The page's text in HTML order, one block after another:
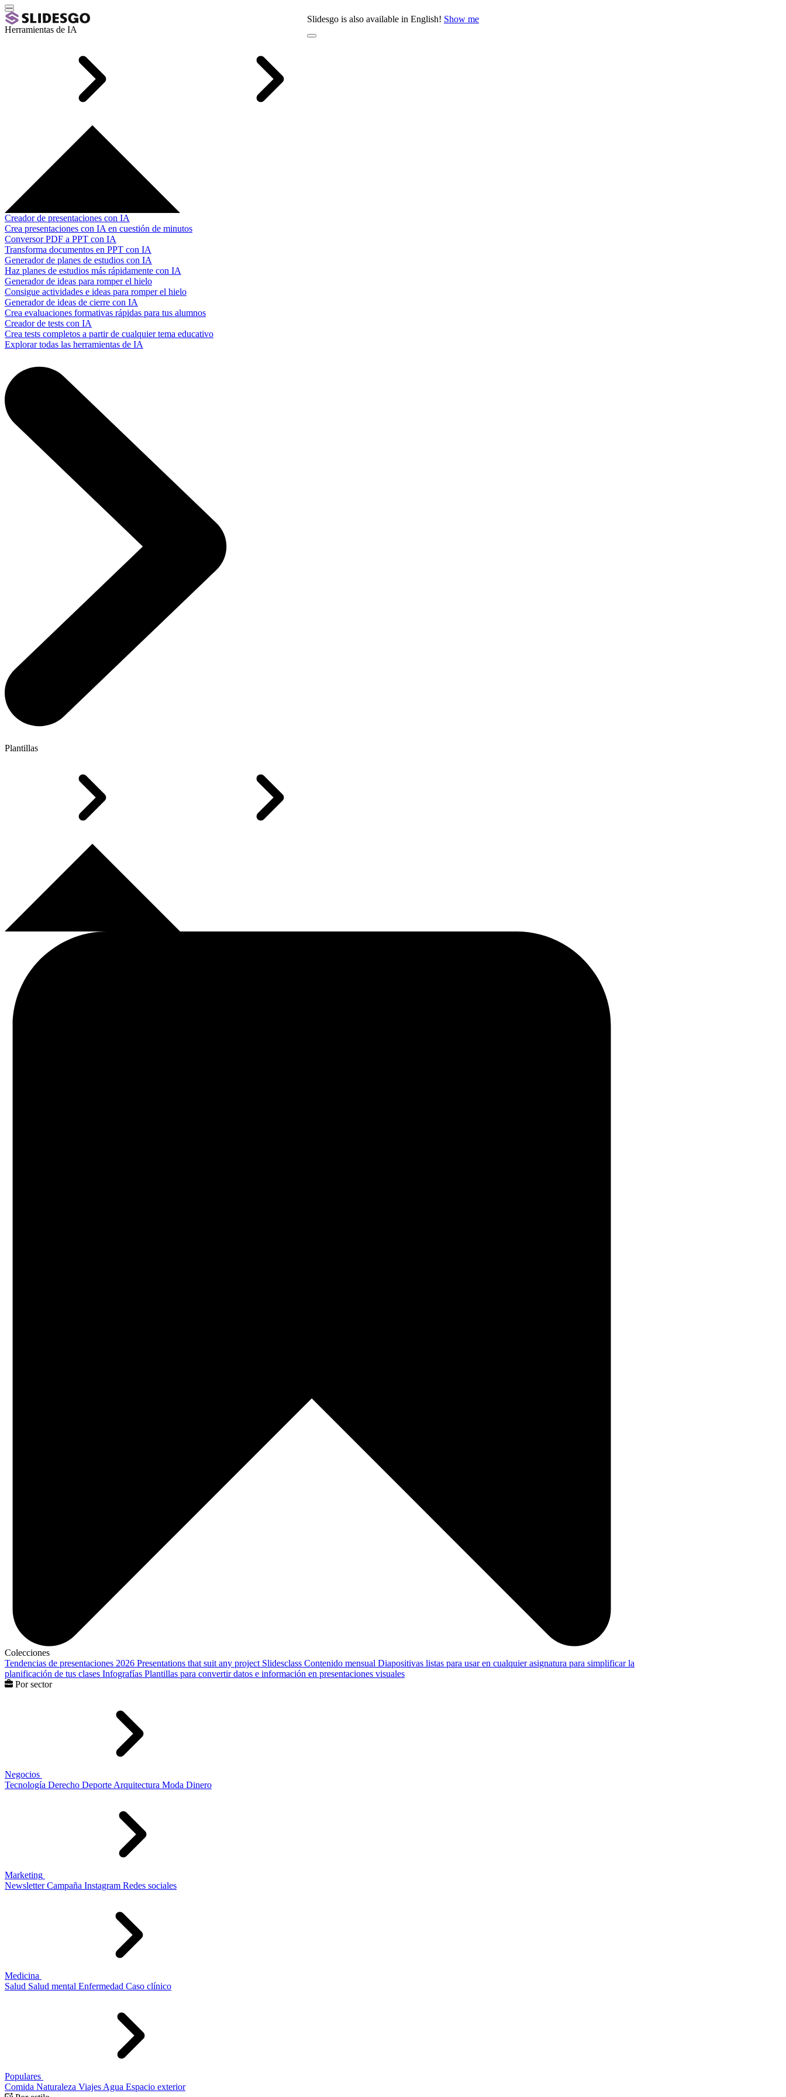
Slidesgo is also available in English! Show me
Herramientas de IA
Creador de presentaciones con IA
Crea presentaciones con IA en cuestión de minutos
Conversor PDF a PPT con IA
Transforma documentos en PPT con IA
Generador de planes de estudios con IA
Haz planes de estudios más rápidamente con IA
Generador de ideas para romper el hielo
Consigue actividades e ideas para romper el hielo
Generador de ideas de cierre con IA
Crea evaluaciones formativas rápidas para tus alumnos
Creador de tests con IA
Crea tests completos a partir de cualquier tema educativo
Explorar todas las herramientas de IA
Plantillas
Colecciones
Tendencias de presentaciones 2026 Presentations that suit any project Slidesclass Contenido mensual Diapositivas listas para usar en cualquier asignatura para simplificar la
planificación de tus clases Infografías Plantillas para convertir datos e información en presentaciones visuales
Por sector
Negocios
Tecnología Derecho Deporte Arquitectura Moda Dinero
Marketing
Newsletter Campaña Instagram Redes sociales
Medicina
Salud Salud mental Enfermedad Caso clínico
Populares
Comida Naturaleza Viajes Agua Espacio exterior